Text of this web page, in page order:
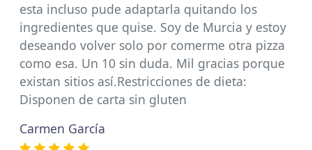
esta incluso pude adaptarla quitando los
ingredientes que quise. Soy de Murcia y estoy
deseando volver solo por comerme otra pizza
como esa. Un 10 sin duda. Mil gracias porque
existan sitios así.Restricciones de dieta:
Disponen de carta sin gluten
Carmen García